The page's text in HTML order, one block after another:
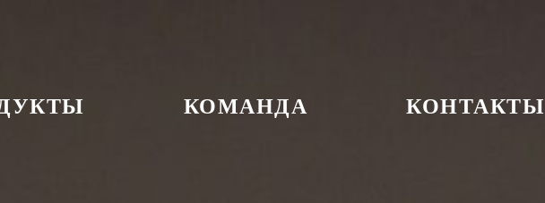
КОМАНДА КОНТАКТЫ